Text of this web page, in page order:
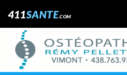
411SANTE.COM